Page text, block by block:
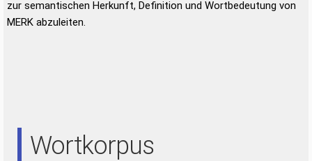
zur semantischen Herkunft, Definition und Wortbedeutung von
MERK abzuleiten.
Wortkorpus